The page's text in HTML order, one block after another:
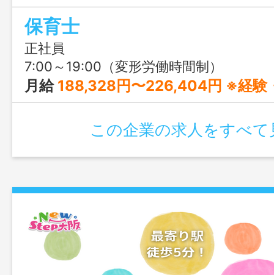
保育士
正社員
7:00～19:00（変形労働時間制）
月給 188,328円〜226,404円 ※経験
この企業の求人をすべて